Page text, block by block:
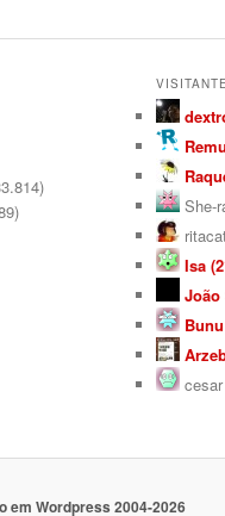
She-
Isa
João
Bunu
cesar
em Wordpress 2004-2026